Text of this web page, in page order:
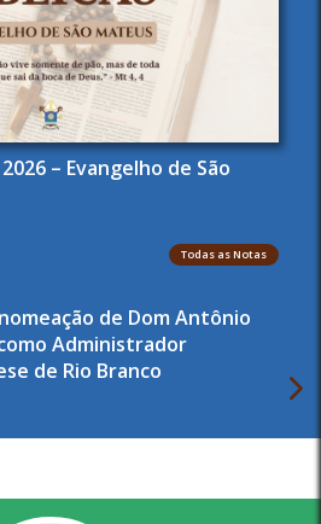
– Evangelho de São
Todas as Notas
de Dom Antônio
Administrador
de Rio Branco